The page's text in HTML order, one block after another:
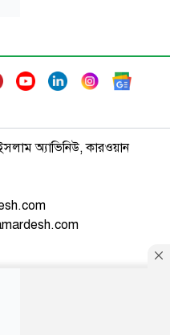
অ্যাভিনিউ, কারওয়ান